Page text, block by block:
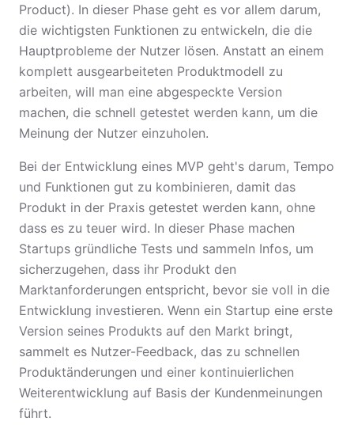
Product). In dieser Phase geht es vor allem darum,
die wichtigsten Funktionen zu entwickeln, die die
Hauptprobleme der Nutzer lösen. Anstatt an einem
komplett ausgearbeiteten Produktmodell zu
arbeiten, will man eine abgespeckte Version
machen, die schnell getestet werden kann, um die
Meinung der Nutzer einzuholen.
Bei der Entwicklung eines MVP geht's darum, Tempo
und Funktionen gut zu kombinieren, damit das
Produkt in der Praxis getestet werden kann, ohne
dass es zu teuer wird. In dieser Phase machen
Startups gründliche Tests und sammeln Infos, um
sicherzugehen, dass ihr Produkt den
Marktanforderungen entspricht, bevor sie voll in die
Entwicklung investieren. Wenn ein Startup eine erste
Version seines Produkts auf den Markt bringt,
sammelt es Nutzer-Feedback, das zu schnellen
Produktänderungen und einer kontinuierlichen
Weiterentwicklung auf Basis der Kundenmeinungen
führt.